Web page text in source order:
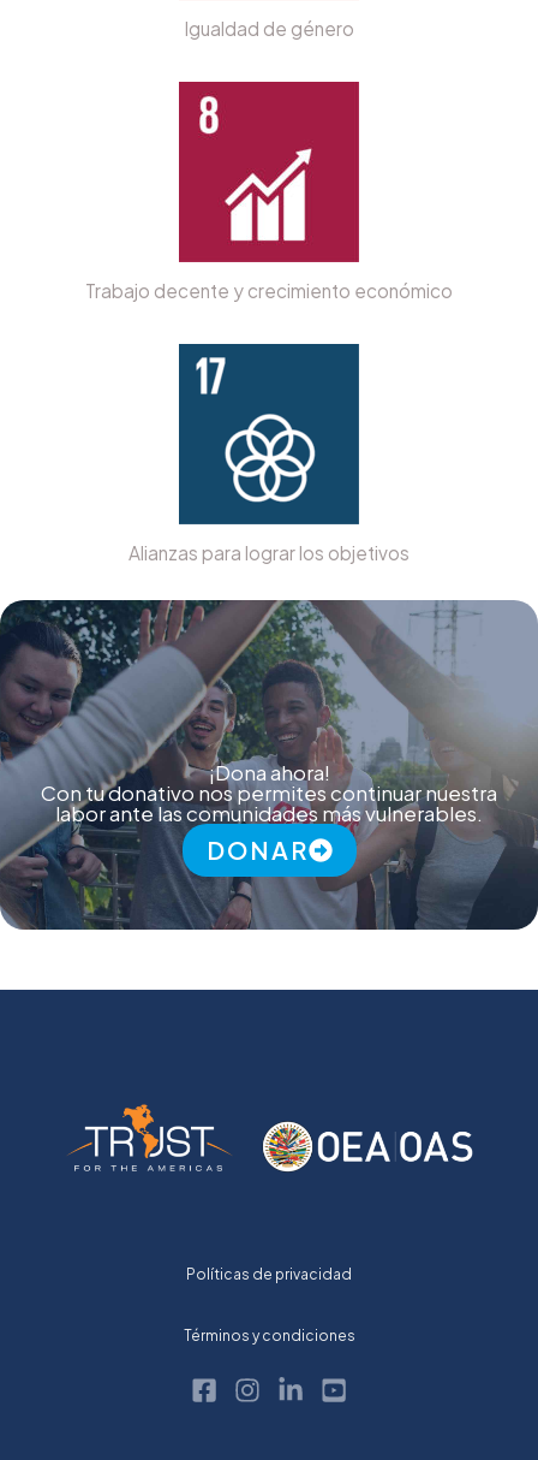
Igualdad de género
Trabajo decente y crecimiento económico
Alianzas para lograr los objetivos
¡Dona ahora!
Con tu donativo nos permites continuar nuestra
labor ante las comunidades más vulnerables.
DONAR
Políticas de privacidad
Términos y condiciones